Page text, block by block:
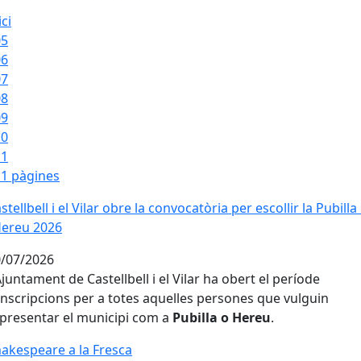
pàgines
i el Vilar obre la convocatòria per escollir la Pubilla i
i el Vilar obre la convocatòria per escollir la Pubilla
2026
07/2026
de Castellbell i el Vilar ha obert el període
per a totes aquelles persones que vulguin
el municipi com a Pubilla o Hereu.
a la Fresca
a la Fresca